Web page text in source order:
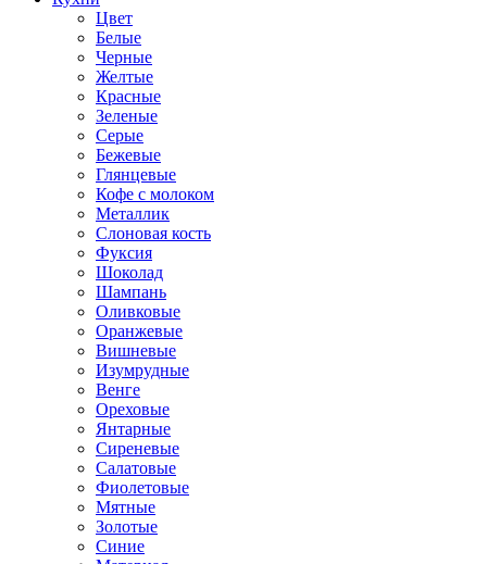
Цвет
Белые
Черные
Желтые
Красные
Зеленые
Серые
Бежевые
Глянцевые
Кофе с молоком
Металлик
Слоновая кость
Фуксия
Шоколад
Шампань
Оливковые
Оранжевые
Вишневые
Изумрудные
Венге
Ореховые
Янтарные
Сиреневые
Салатовые
Фиолетовые
Мятные
Золотые
Синие